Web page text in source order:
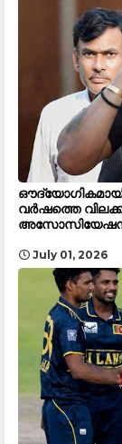
ഔദ്യോഗികമായി
വർഷത്തെ വിലക്ക്
July 01, 2026